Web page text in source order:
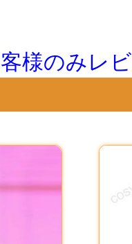
様のみレ